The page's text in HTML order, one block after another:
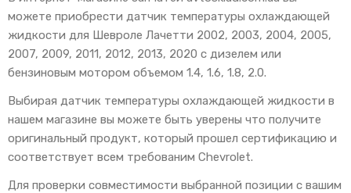
можете приобрести датчик температуры охлаждающей
жидкости для Шевроле Лачетти 2002, 2003, 2004, 2005,
2007, 2009, 2011, 2012, 2013, 2020 с дизелем или
бензиновым мотором объемом 1.4, 1.6, 1.8, 2.0.
Выбирая датчик температуры охлаждающей жидкости в
нашем магазине вы можете быть уверены что получите
оригинальный продукт, который прошел сертификацию и
соответствует всем требованим Chevrolet.
Для проверки совместимости выбранной позиции с вашим